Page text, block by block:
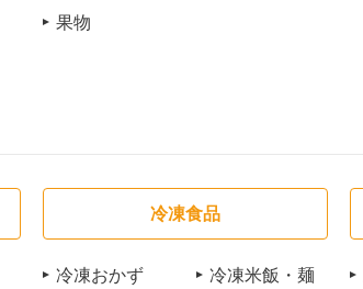
果物
冷凍食品
冷凍おかず
冷凍米飯・麺